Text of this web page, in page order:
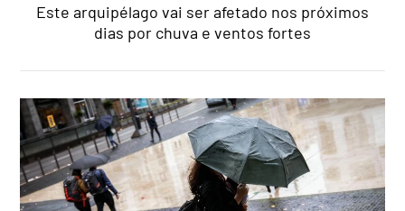
Este arquipélago vai ser afetado nos próximos
dias por chuva e ventos fortes